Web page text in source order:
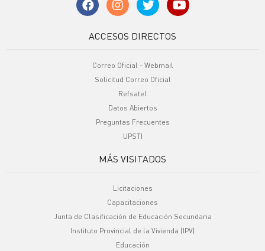
ACCESOS DIRECTOS
Correo Oficial - Webmail
Solicitud Correo Oficial
Refsatel
Datos Abiertos
Preguntas Frecuentes
UPSTI
MÁS VISITADOS
Licitaciones
Capacitaciones
Junta de Clasificación de Educación Secundaria
Instituto Provincial de la Vivienda (IPV)
Educación